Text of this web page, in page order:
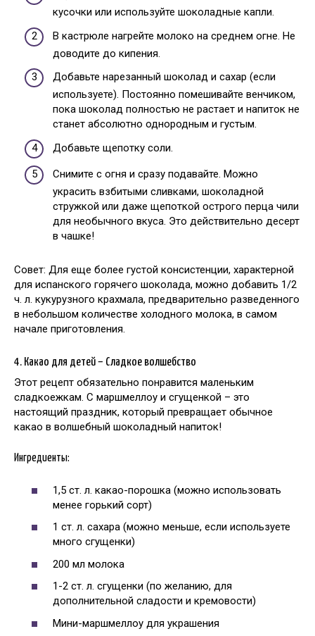
кусочки или используйте шоколадные капли.
В кастрюле нагрейте молоко на среднем огне. Не
доводите до кипения.
Добавьте нарезанный шоколад и сахар (если
используете). Постоянно помешивайте венчиком,
пока шоколад полностью не растает и напиток не
станет абсолютно однородным и густым.
Добавьте щепотку соли.
Снимите с огня и сразу подавайте. Можно
украсить взбитыми сливками, шоколадной
стружкой или даже щепоткой острого перца чили
для необычного вкуса. Это действительно десерт
в чашке!
Совет: Для еще более густой консистенции, характерной
для испанского горячего шоколада, можно добавить 1/2
ч. л. кукурузного крахмала, предварительно разведенного
в небольшом количестве холодного молока, в самом
начале приготовления.
4. Какао для детей – Сладкое волшебство
Этот рецепт обязательно понравится маленьким
сладкоежкам. С маршмеллоу и сгущенкой – это
настоящий праздник, который превращает обычное
какао в волшебный шоколадный напиток!
Ингредиенты:
1,5 ст. л. какао-порошка (можно использовать
менее горький сорт)
1 ст. л. сахара (можно меньше, если используете
много сгущенки)
200 мл молока
1-2 ст. л. сгущенки (по желанию, для
дополнительной сладости и кремовости)
Мини-маршмеллоу для украшения